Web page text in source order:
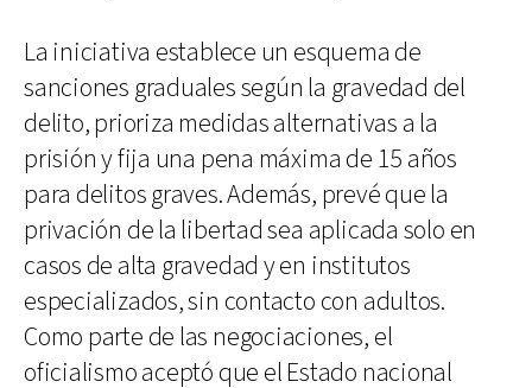
La iniciativa establece un esquema de
sanciones graduales según la gravedad del
delito, prioriza medidas alternativas a la
prisión y fija una pena máxima de 15 años
para delitos graves. Además, prevé que la
privación de la libertad sea aplicada solo en
casos de alta gravedad y en institutos
especializados, sin contacto con adultos.
Como parte de las negociaciones, el
oficialismo aceptó que el Estado nacional